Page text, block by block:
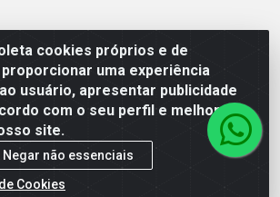
cookies próprios e de
uma experiência
usuário, apresentar publicidade
com o seu perfil e melhorar a
site.
Negar não essenciais
Cookies
- Rua Carneiro de Campos, 42 -
Rio de Janeiro/RJ - CEP 20.920-410 -
CNPJ 08.744.753/0003-85